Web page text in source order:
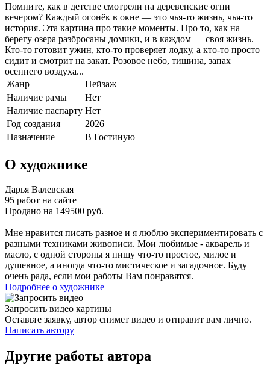
Помните, как в детстве смотрели на деревенские огни
вечером? Каждый огонёк в окне — это чья-то жизнь, чья-то
история. Эта картина про такие моменты. Про то, как на
берегу озера разбросаны домики, и в каждом — своя жизнь.
Кто-то готовит ужин, кто-то проверяет лодку, а кто-то просто
сидит и смотрит на закат. Розовое небо, тишина, запах
осеннего воздуха...
Жанр
Пейзаж
Наличие рамы
Нет
Наличие паспарту Нет
Год создания
2026
Назначение
В Гостиную
О художнике
Дарья Валевская
95 работ на сайте
Продано на 149500 руб.
Мне нравится писать разное и я люблю экспериментировать с
разными техниками живописи. Мои любимые - акварель и
масло, с одной стороны я пишу что-то простое, милое и
душевное, а иногда что-то мистическое и загадочное. Буду
очень рада, если мои работы Вам понравятся.
Подробнее о художнике
Запросить видео картины
Оставьте заявку, автор снимет видео и отправит вам лично.
Написать автору
Другие работы автора